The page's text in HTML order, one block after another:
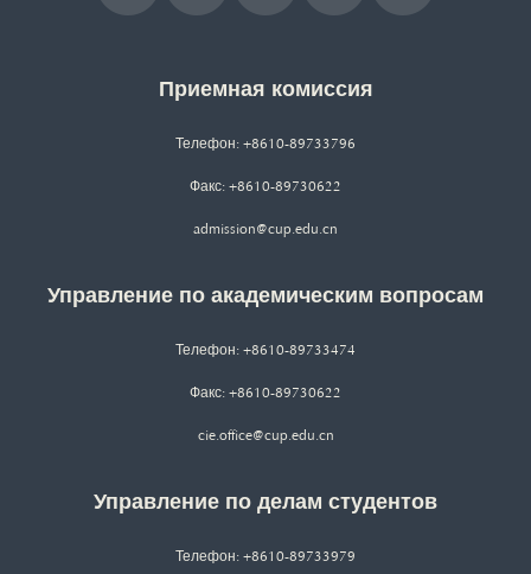
Приемная комиссия
Телефон: +8610-89733796
Факс: +8610-89730622
admission@cup.edu.cn
Управление по академическим вопросам
Телефон: +8610-89733474
Факс: +8610-89730622
cie.office@cup.edu.cn
Управление по делам студентов
Телефон: +8610-89733979